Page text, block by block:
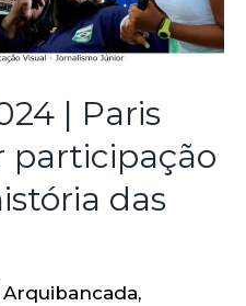
| Paris
participação
das
Arquibancada,